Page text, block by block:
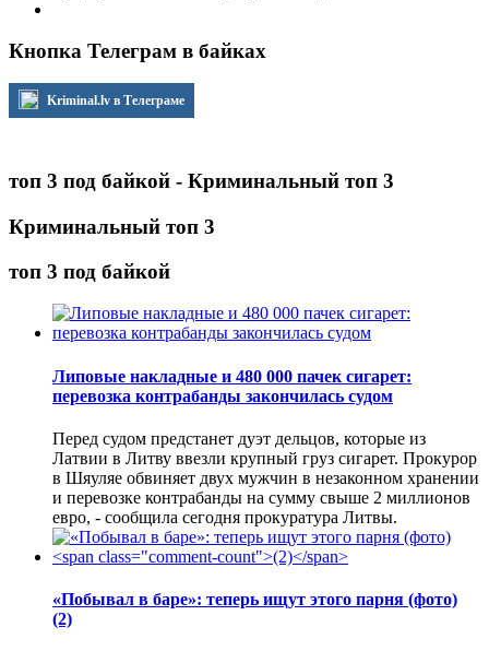
Кнопка Телеграм в байках
Kriminal.lv в Телеграме
топ 3 под байкой - Криминальный топ 3
Криминальный топ 3
топ 3 под байкой
Липовые накладные и 480 000 пачек сигарет:
перевозка контрабанды закончилась судом
Перед судом предстанет дуэт дельцов, которые из
Латвии в Литву ввезли крупный груз сигарет. Прокурор
в Шяуляе обвиняет двух мужчин в незаконном хранении
и перевозке контрабанды на сумму свыше 2 миллионов
евро, - сообщила сегодня прокуратура Литвы.
«Побывал в баре»: теперь ищут этого парня (фото)
(2)